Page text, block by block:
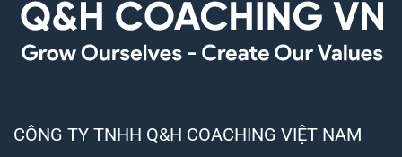
CÔNG TY TNHH Q&H COACHING VIỆT NAM